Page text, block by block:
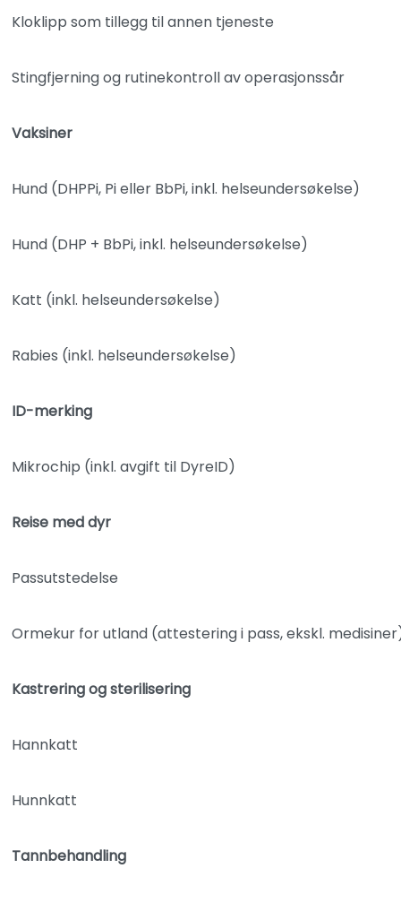
Kloklipp som tillegg til annen tjeneste
Stingfjerning og rutinekontroll av operasjonssår
Vaksiner
Hund (DHPPi, Pi eller BbPi, inkl. helseundersøkelse)
Hund (DHP + BbPi, inkl. helseundersøkelse)
Katt (inkl. helseundersøkelse)
Rabies (inkl. helseundersøkelse)
ID-merking
Mikrochip (inkl. avgift til DyreID)
Reise med dyr
Passutstedelse
Ormekur for utland (attestering i pass, ekskl.
Kastrering og sterilisering
Hannkatt
Hunnkatt
Tannbehandling